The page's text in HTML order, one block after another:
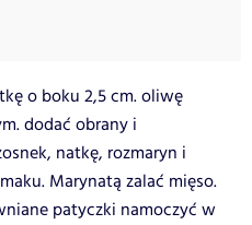
o boku 2,5 cm. oliwę
dodać obrany i
natkę, rozmaryn i
Marynatą zalać mięso.
patyczki namoczyć w